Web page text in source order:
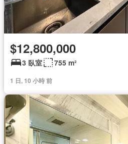
$12,800,000
3 臥室 755 m²
1 日, 10 小時 前